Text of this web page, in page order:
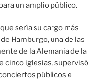
un amplio público.
sería su cargo más
Hamburgo, una de las
de la Alemania de la
cinco iglesias, supervisó
públicos e